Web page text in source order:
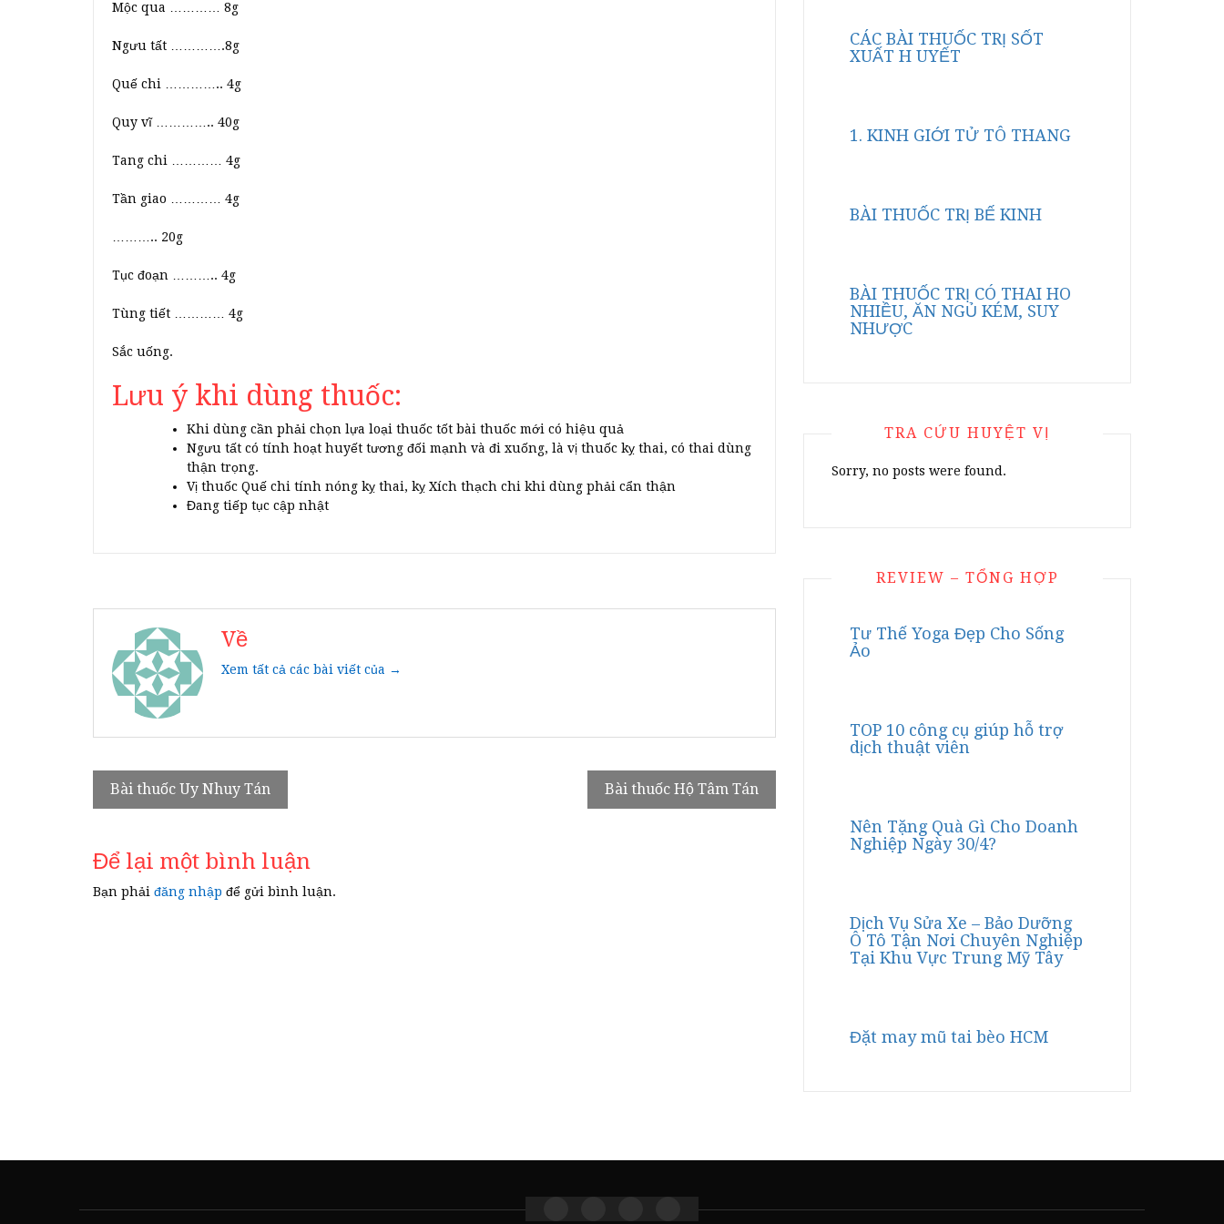
Mộc qua ………… 8g
Ngưu tất ………….8g
Quế chi ………….. 4g
Quy vĩ ………….. 40g
Tang chi ………… 4g
Tần giao ………… 4g
……….. 20g
Tục đoạn ……….. 4g
Tùng tiết ………… 4g
Sắc uống.
Lưu ý khi dùng thuốc:
Khi dùng cần phải chọn lựa loại thuốc tốt bài thuốc mới có hiệu quả
Ngưu tất có tính hoạt huyết tương đối mạnh và đi xuống, là vị thuốc kỵ thai, có thai dùng
thận trọng.
Vị thuốc Quế chi tính nóng kỵ thai, kỵ Xích thạch chi khi dùng phải cẩn thận
Đang tiếp tục cập nhật
Về
Xem tất cả các bài viết của →
Điều
hướng
bài
viết
Bài thuốc Uy Nhuy Tán Bài thuốc Hộ Tâm Tán
Để lại một bình luận
Bạn phải đăng nhập để gửi bình luận.
CÁC BÀI THUỐC TRỊ SỐT
XUẤT H UYẾT
1. KINH GIỚI TỬ TÔ THANG
BÀI THUỐC TRỊ BẾ KINH
BÀI THUỐC TRỊ CÓ THAI HO
NHIỀU, ĂN NGỦ KÉM, SUY
NHƯỢC
TRA CỨU HUYỆT VỊ
Sorry, no posts were found.
REVIEW – TỔNG HỢP
Tư Thế Yoga Đẹp Cho Sống
Ảo
TOP 10 công cụ giúp hỗ trợ
dịch thuật viên
Nên Tặng Quà Gì Cho Doanh
Nghiệp Ngày 30/4?
Dịch Vụ Sửa Xe – Bảo Dưỡng
Ô Tô Tận Nơi Chuyên Nghiệp
Tại Khu Vực Trung Mỹ Tây
Đặt may mũ tai bèo HCM